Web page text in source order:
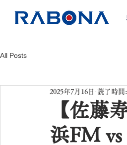
All Posts
【佐藤
浜FM vs
2025年7月16日 読了時間